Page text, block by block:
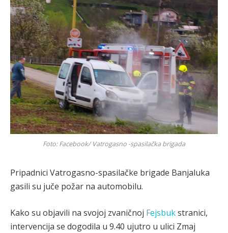
Foto: Facebook/ Vatrogasno -spasilačka brigada
Pripadnici Vatrogasno-spasilačke brigade Banjaluka
gasili su juče požar na automobilu.
Kako su objavili na svojoj zvaničnoj Fejsbukstranici,
intervencija se dogodila u 9.40 ujutro u ulici Zmaj